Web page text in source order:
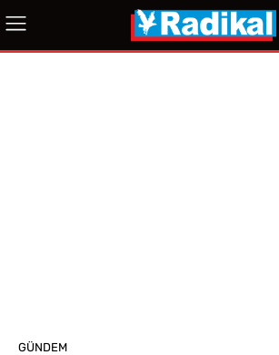
GÜNDEM